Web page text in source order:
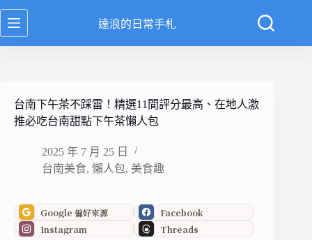
跳
至
達浪的日常手札
台南下午茶不踩雷！精選11間評分最高、在地人激
推必吃台南甜點下午茶懶人包
2025 年 7 月 25 日
台南美食, 懶人包, 美食趣
Google 偏好來源
Facebook
Instagram
Threads